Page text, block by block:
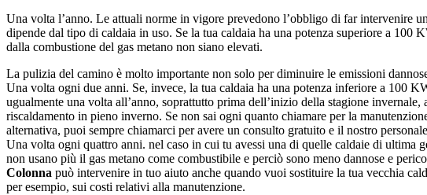
Una volta l’anno. Le attuali norme in vigore prevedono l’obbligo di far intervenire
dipende dal tipo di caldaia in uso. Se la tua caldaia ha una potenza superiore a
dalla combustione del gas metano non siano elevati.
La pulizia del camino è molto importante non solo per diminuire le emissioni
Una volta ogni due anni. Se, invece, la tua caldaia ha una potenza inferiore a 100
ugualmente una volta all’anno, soprattutto prima dell’inizio della stagione
riscaldamento in pieno inverno. Se non sai ogni quanto chiamare per la
alternativa, puoi sempre chiamarci per avere un consulto gratuito e il nostro
Una volta ogni quattro anni. nel caso in cui tu avessi una di quelle caldaie di
non usano più il gas metano come combustibile e perciò sono meno dannose e
Colonna può intervenire in tuo aiuto anche quando vuoi sostituire la tua vecchia
per esempio, sui costi relativi alla manutenzione.